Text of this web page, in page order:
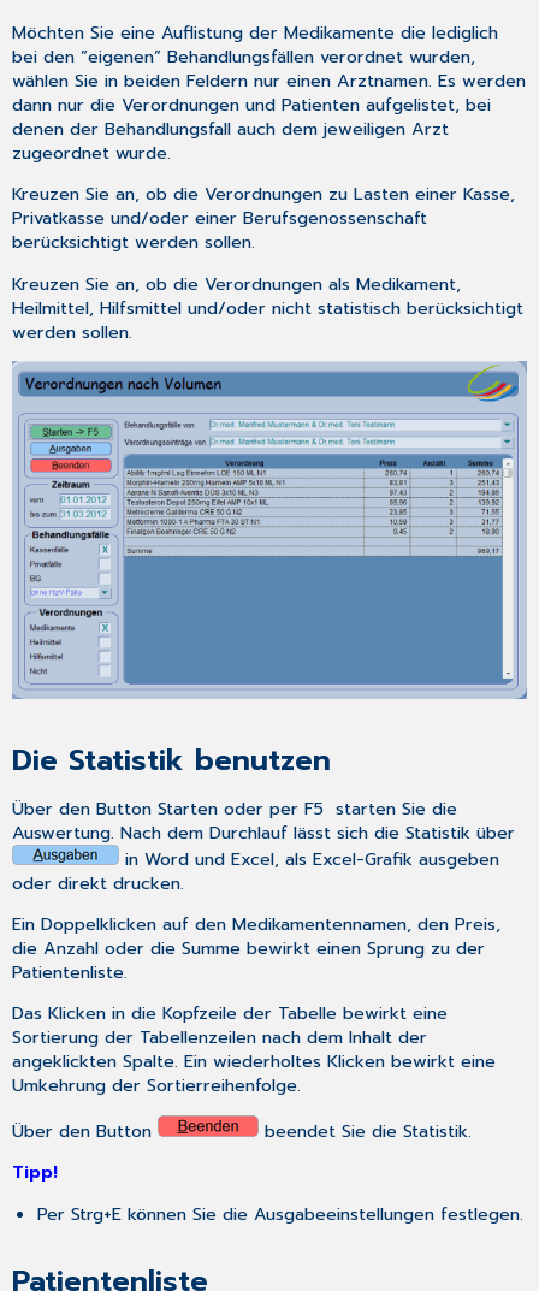
Möchten Sie eine Auflistung der Medikamente die lediglich
bei den ”eigenen” Behandlungsfällen verordnet wurden,
wählen Sie in beiden Feldern nur einen Arztnamen. Es werden
dann nur die Verordnungen und Patienten aufgelistet, bei
denen der Behandlungsfall auch dem jeweiligen Arzt
zugeordnet wurde.
Kreuzen Sie an, ob die Verordnungen zu Lasten einer Kasse,
Privatkasse und/oder einer Berufsgenossenschaft
berücksichtigt werden sollen.
Kreuzen Sie an, ob die Verordnungen als Medikament,
Heilmittel, Hilfsmittel und/oder nicht statistisch berücksichtigt
werden sollen.
Die Statistik benutzen
Über den ButtonStarten oder perF5 starten Sie die
Auswertung. Nach dem Durchlauf lässt sich die Statistik über
in Word und Excel, als Excel-Grafik ausgeben
oder direkt drucken.
Ein Doppelklicken auf den Medikamentennamen, den Preis,
die Anzahl oder die Summe bewirkt einen Sprung zu der
Patientenliste.
Das Klicken in die Kopfzeile der Tabelle bewirkt eine
Sortierung der Tabellenzeilen nach dem Inhalt der
angeklickten Spalte. Ein wiederholtes Klicken bewirkt eine
Umkehrung der Sortierreihenfolge.
Über den Button
beendet Sie die Statistik.
Tipp!
Per Strg+Ekönnen Sie die Ausgabeeinstellungen festlegen.
Patientenliste